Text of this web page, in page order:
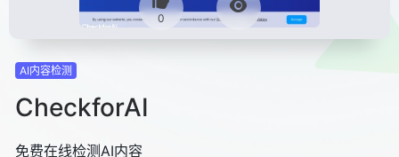
0
AI内容检测
CheckforAI
免费在线检测AI内容